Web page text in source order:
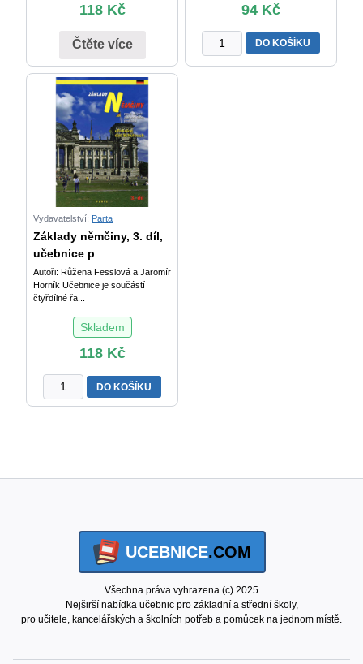
118 Kč
Čtěte více
94 Kč
Základy
němčiny,
DO KOŠÍKU
Vydavatelství: Parta
Základy němčiny, 3. díl,
učebnice p
Autoři: Růžena Fesslová a Jaromír
Horník Učebnice je součástí
čtyřdílné řa...
Skladem
118 Kč
Základy
němčiny,
praktické
DO KOŠÍKU
UCEBNICE.COM
Všechna práva vyhrazena (c) 2025
Nejširší nabídka učebnic pro základní a střední školy,
pro učitele, kancelářských a školních potřeb a pomůcek na jednom místě.